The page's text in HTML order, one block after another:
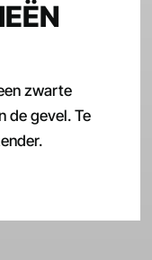
zwarte
de gevel. Te